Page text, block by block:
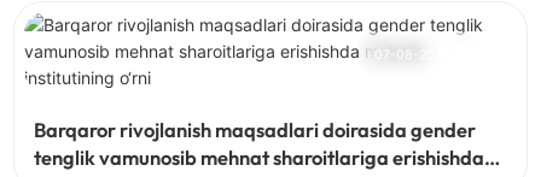
07-08-2026
Barqaror rivojlanish maqsadlari doirasida gender
tenglik vamunosib mehnat sharoitlariga erishishda